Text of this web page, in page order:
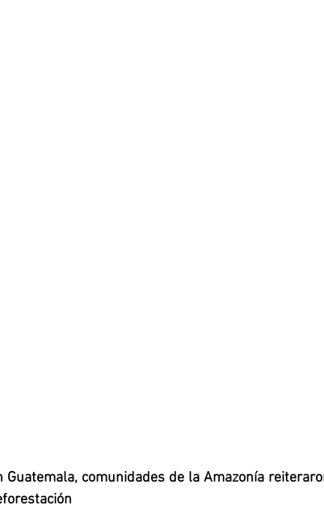
Guatemala, comunidades de la Amazonía